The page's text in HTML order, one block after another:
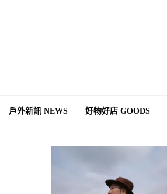
戶外新訊 NEWS 好物好店 GOODS